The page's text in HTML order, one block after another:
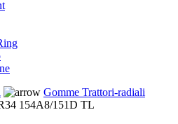
Gomme Trattori-radiali
154A8/151D TL